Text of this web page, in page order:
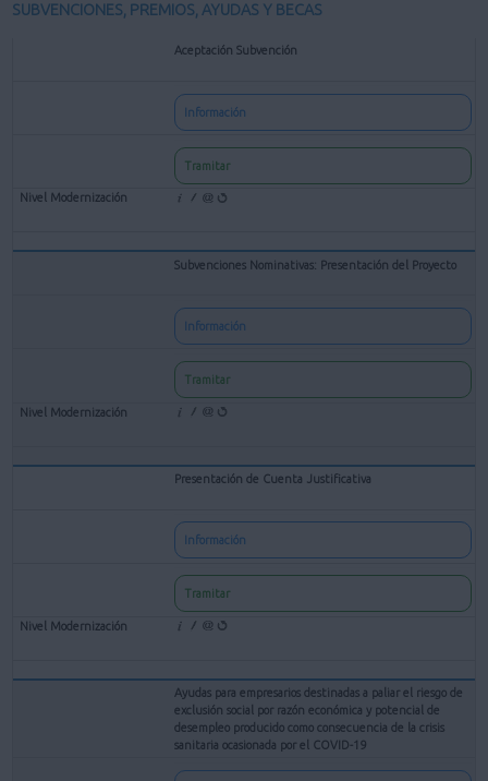
SUBVENCIONES, PREMIOS, AYUDAS Y BECAS
Aceptación Subvención
Información
Tramitar
Subvenciones Nominativas: Presentación del Proyecto
Información
Tramitar
Presentación de Cuenta Justificativa
Información
Tramitar
Ayudas para empresarios destinadas a paliar el riesgo de
exclusión social por razón económica y potencial de
desempleo producido como consecuencia de la crisis
sanitaria ocasionada por el COVID-19